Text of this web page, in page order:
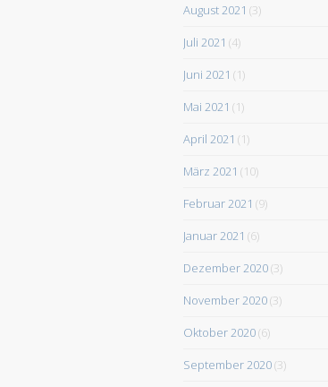
August 2021 (3)
Juli 2021 (4)
Juni 2021 (1)
Mai 2021 (1)
April 2021 (1)
März 2021 (10)
Februar 2021 (9)
Januar 2021 (6)
Dezember 2020(3)
November 2020(3)
Oktober 2020(6)
September 2020(3)